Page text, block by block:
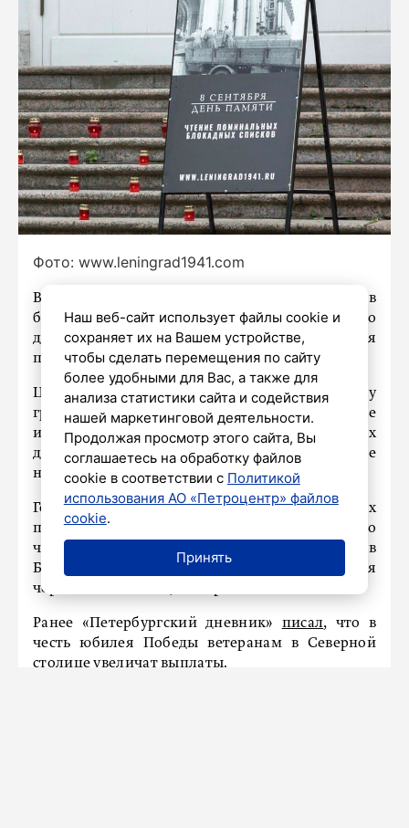
Фото: www.leningrad1941.com
В это воскресенье, в День памяти жертв
блокады Ленинграда, в Большом дворе Зимнего
дворца состоятся традиционные Чтения
поминальных блокадных списков.
Цель акции, инициированной в 2018 году
группой «Комитет 8 сентября», – озвучить все
известные имена погибших за 872 страшных
дня. Из более чем 700 000 известных уже
названы 141 878 ленинградцев.
Государственный Эрмитаж приглашает всех
присоединиться к ежегодной акции. Начало
чтений в 13:00, окончание – в 17:00. Проход в
Большой двор Зимнего дворца осуществляется
через главный вход, с Дворцовой площади.
Ранее «Петербургский дневник» писал, что в
честь юбилея Победы ветеранам в Северной
столице увеличат выплаты.
Наш веб-сайт использует файлы cookie и
сохраняет их на Вашем устройстве,
чтобы сделать перемещения по сайту
более удобными для Вас, а также для
анализа статистики сайта и содействия
нашей маркетинговой деятельности.
Продолжая просмотр этого сайта, Вы
соглашаетесь на обработку файлов
cookie в соответствии с Политикой
использования АО «Петроцентр» файлов
cookie.
Принять